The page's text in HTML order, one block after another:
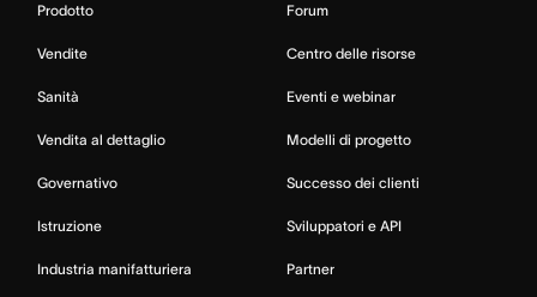
Prodotto
Vendite
Sanità
Vendita al dettaglio
Governativo
Istruzione
Industria manifatturiera
Forum
Centro delle risorse
Eventi e webinar
Modelli di progetto
Successo dei clienti
Sviluppatori e API
Partner